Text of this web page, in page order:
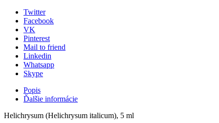
Twitter
Facebook
VK
Pinterest
Mail to friend
Linkedin
Whatsapp
Skype
Popis
Ďalšie informácie
Helichrysum (Helichrysum italicum), 5 ml